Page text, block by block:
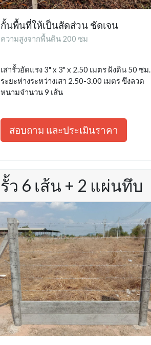
กั้นพื้นที่ให้เป็นสัดส่วน ชัดเจน
ความสูงจากพื้นดิน 200 ซม
เสารั้วอัดแรง 3" x 3" x 2.50 เมตร ฝังดิน 50 ซม.
ระยะห่างระหว่างเสา 2.50-3.00 เมตร ขึงลวด
หนามจำนวน 9 เส้น
สอบถาม และประเมินราคา
รั้ว 6 เส้น + 2 แผ่นทึบ